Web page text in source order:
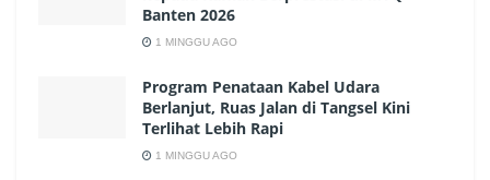
Banten 2026
1 MINGGU AGO
Program Penataan Kabel Udara
Berlanjut, Ruas Jalan di Tangsel Kini
Terlihat Lebih Rapi
1 MINGGU AGO